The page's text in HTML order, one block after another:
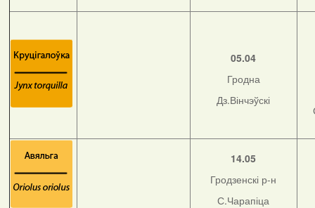
05.04
Гродна
Дз.Вінчэўскі
14.05
Гродзенскі р-н
С.Чарапіца